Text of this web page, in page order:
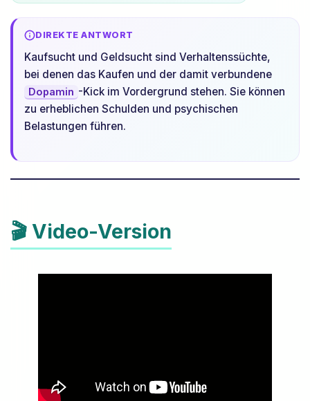
DIREKTE ANTWORT
Kaufsucht und Geldsucht sind Verhaltenssüchte,
bei denen das Kaufen und der damit verbundene
Dopamin -Kick im Vordergrund stehen. Sie können
zu erheblichen Schulden und psychischen
Belastungen führen.
🎬 Video-Version